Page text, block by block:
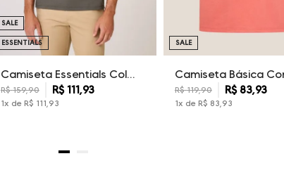
Camiseta Essentials Color Dudalina Masculina
R$ 159,90 R$111,93
1x de R$ 111 93
SALE
ESSENTIALS
R$ 119,90 R$ 83,93
1x de R$ 83 93
SALE